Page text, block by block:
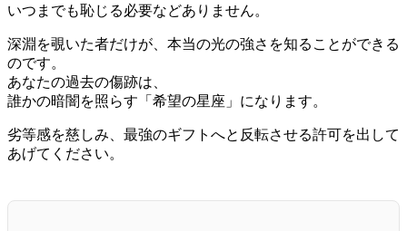
いつまでも恥じる必要などありません。
深淵を覗いた者だけが、本当の光の強さを知ることができる
のです。
あなたの過去の傷跡は、
誰かの暗闇を照らす「希望の星座」になります。
劣等感を慈しみ、最強のギフトへと反転させる許可を出して
あげてください。